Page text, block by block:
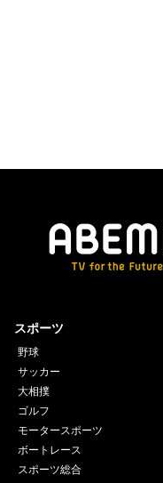
スポーツ
野球
サッカー
大相撲
ゴルフ
モータースポーツ
ボートレース
スポーツ総合